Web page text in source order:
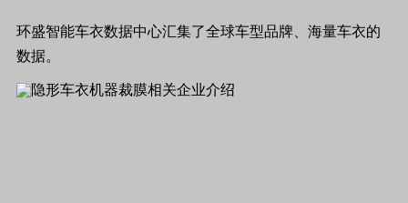
环盛智能车衣数据中心汇集了全球车型品牌、海量车衣的
数据。